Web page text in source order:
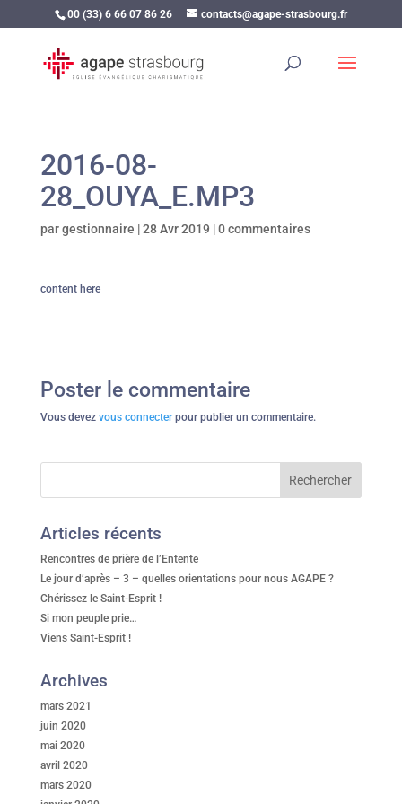
00 (33) 6 66 07 86 26 contacts@agape-strasbourg.fr
2016-08-
28_OUYA_E.MP3
pargestionnaire |28 Avr 2019 |0 commentaires
content here
Poster le commentaire
Vous devez vous connecterpour publier un commentaire.
Articles récents
Rencontres de prière de l’Entente
Le jour d’après – 3 – quelles orientations pour nous AGAPE ?
Chérissez le Saint-Esprit !
Si mon peuple prie…
Viens Saint-Esprit !
Archives
mars 2021
juin 2020
mai 2020
avril 2020
mars 2020